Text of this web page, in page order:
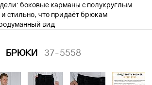
боковые карманы с полукруглым
стильно, что придаёт брюкам
вид
БРЮКИ 37-5558